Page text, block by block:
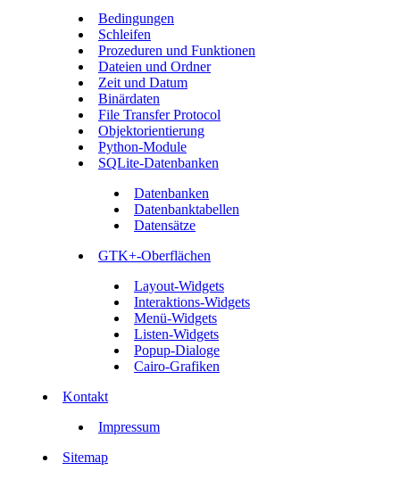
Bedingungen
Schleifen
Prozeduren und Funktionen
Dateien und Ordner
Zeit und Datum
Binärdaten
File Transfer Protocol
Objektorientierung
Python-Module
SQLite-Datenbanken
Datenbanken
Datenbanktabellen
Datensätze
GTK+-Oberflächen
Layout-Widgets
Interaktions-Widgets
Menü-Widgets
Listen-Widgets
Popup-Dialoge
Cairo-Grafiken
Kontakt
Impressum
Sitemap